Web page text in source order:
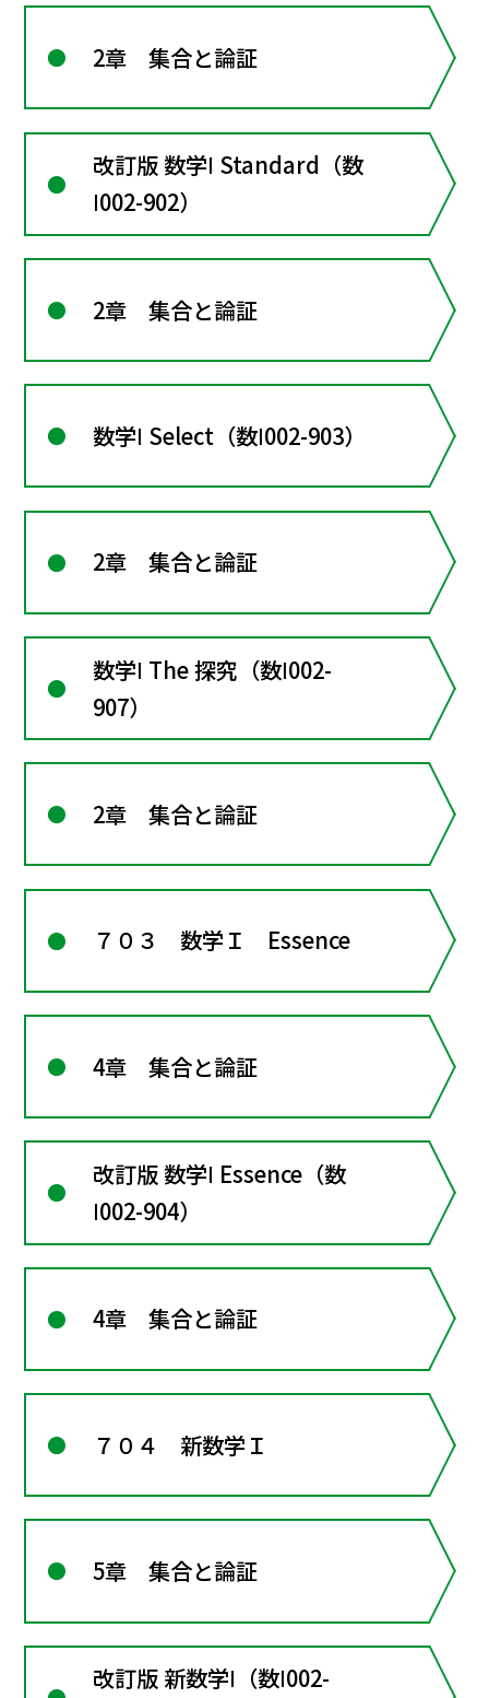
2章 集合と論証
改訂版 数学Ⅰ Standard（数
Ⅰ002-902）
2章 集合と論証
数学Ⅰ Select（数Ⅰ002-903）
2章 集合と論証
数学Ⅰ The 探究（数Ⅰ002-
907）
2章 集合と論証
７０３ 数学Ｉ Essence
4章 集合と論証
改訂版 数学Ⅰ Essence（数
Ⅰ002-904）
4章 集合と論証
７０４ 新数学Ｉ
5章 集合と論証
改訂版 新数学Ⅰ（数Ⅰ002-